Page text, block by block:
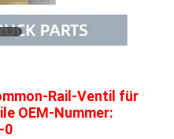
Rail-Ventil für
OEM-Nummer:
0